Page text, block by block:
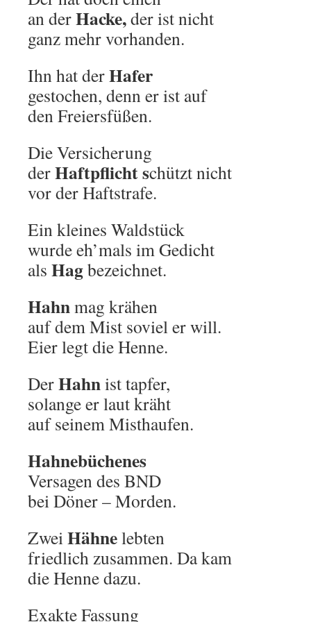
an derHacke,der ist nicht
ganz mehr vorhanden.
Ihn hat derHafer
gestochen, denn er ist auf
den Freiersfüßen.
Die Versicherung
derHaftpflicht schützt nicht
vor der Haftstrafe.
Ein kleines Waldstück
wurde eh’mals im Gedicht
als Hagbezeichnet.
Hahnmag krähen
auf dem Mist soviel er will.
Eier legt die Henne.
DerHahnist tapfer,
solange er laut kräht
auf seinem Misthaufen.
Hahnebüchenes
Versagen des BND
bei Döner – Morden.
ZweiHähnelebten
friedlich zusammen. Da kam
die Henne dazu.
Exakte Fassung